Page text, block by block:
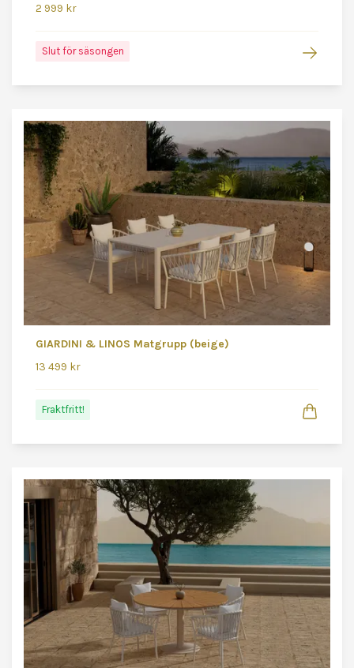
2 999 kr
Slut för säsongen
GIARDINI & LINOS Matgrupp (beige)
13 499 kr
Fraktfritt!